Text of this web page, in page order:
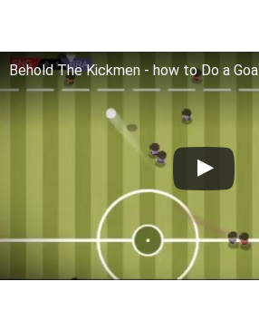
Behold The Kickmen - how to Do a Goal